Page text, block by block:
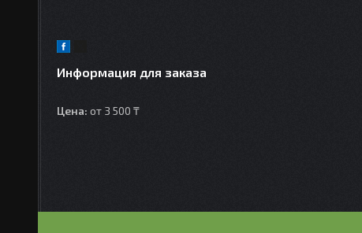
Информация для заказа
Цена: от 3 500 ₸